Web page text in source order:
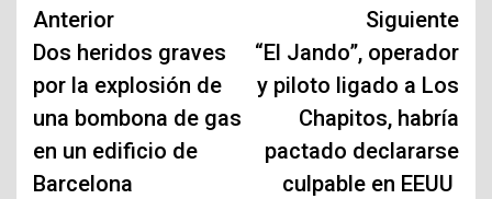
Navegación
de
entradas
Anterior
Dos heridos graves
por la explosión de
una bombona de gas
en un edificio de
Barcelona
Siguiente
“El Jando”, operador
y piloto ligado a Los
Chapitos, habría
pactado declararse
culpable en EEUU